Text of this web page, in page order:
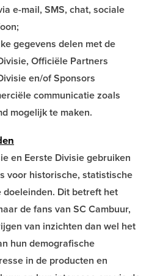
e-mail, SMS, chat, sociale
gegevens delen met de
Officiële Partners
en/of Sponsors
communicatie zoals
mogelijk te maken.
en Eerste Divisie gebruiken
voor historische, statistische
Dit betreft het
de fans van SC Cambuur,
van inzichten dan wel het
hun demografische
in de producten en